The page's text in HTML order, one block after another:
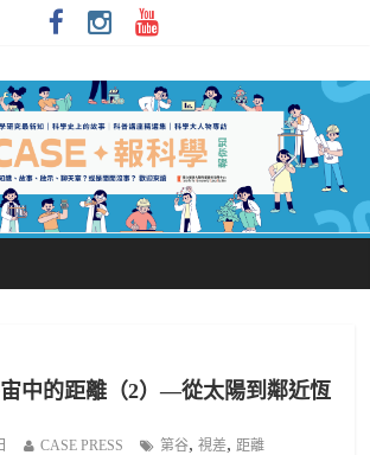
中的距離（2）—從太陽到鄰近恆
CASE PRESS 第谷,視差, 距離